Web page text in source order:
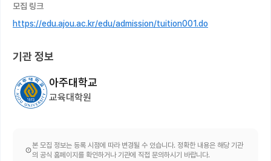
모집 링크
https://edu.ajou.ac.kr/edu/admission/tuition001.do
기관 정보
아주대학교
교육대학원
본 모집 정보는 등록 시점에 따라 변경될 수 있습니다. 정확한 내용은 해당 기관
의 공식 홈페이지를 확인하거나 기관에 직접 문의하시기 바랍니다.